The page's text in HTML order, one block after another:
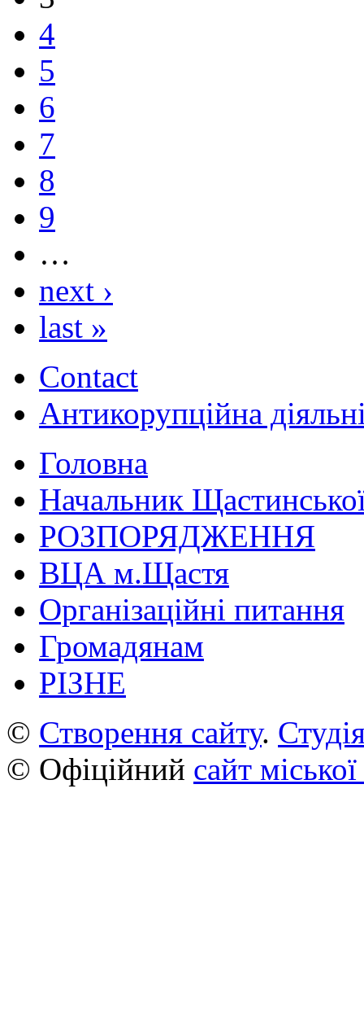
4
5
6
7
8
9
…
next ›
last »
Contact
Антикорупційна
Головна
Начальник
РОЗПОРЯДЖЕННЯ
ВЦА м.Щастя
Організаційні питання
Громадянам
РІЗНЕ
© Створення сайту.
© Офіційний сайт